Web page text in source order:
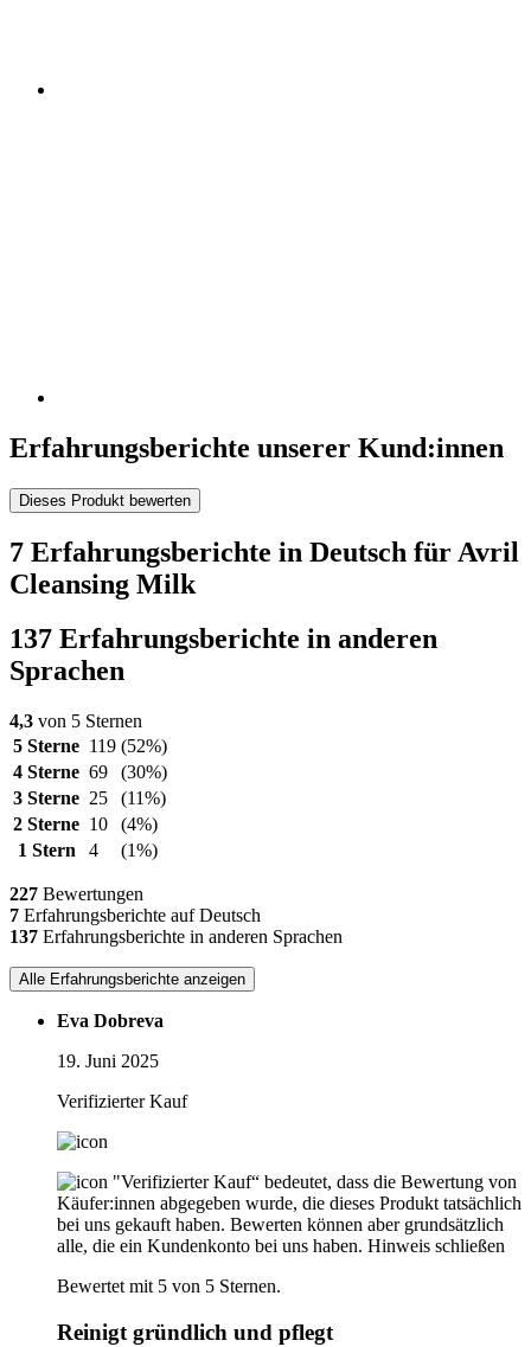
Erfahrungsberichte unserer Kund:innen
Dieses Produkt bewerten
7 Erfahrungsberichte in Deutsch für Avril
Cleansing Milk
137 Erfahrungsberichte in anderen
Sprachen
4,3 von 5 Sternen
5 Sterne 119 (52%)
4 Sterne 69
(30%)
3 Sterne 25
(11%)
2 Sterne 10
(4%)
1 Stern
4 (1%)
227 Bewertungen
7 Erfahrungsberichte auf Deutsch
137 Erfahrungsberichte in anderen Sprachen
Alle Erfahrungsberichte anzeigen
Eva Dobreva
19. Juni 2025
Verifizierter Kauf
"Verifizierter Kauf“ bedeutet, dass die Bewertung von
Käufer:innen abgegeben wurde, die dieses Produkt tatsächlich
bei uns gekauft haben. Bewerten können aber grundsätzlich
alle, die ein Kundenkonto bei uns haben. Hinweis schließen
Bewertet mit 5 von 5 Sternen.
Reinigt gründlich und pflegt